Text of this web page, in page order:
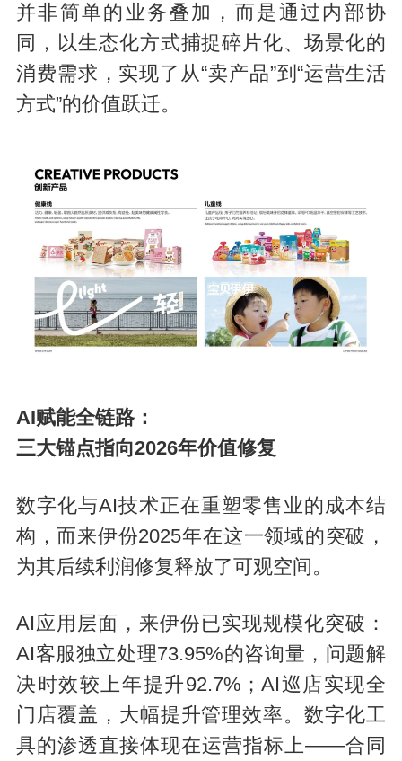
并非简单的业务叠加，而是通过内部协
同，以生态化方式捕捉碎片化、场景化的
消费需求，实现了从“卖产品”到“运营生活
方式”的价值跃迁。
AI赋能全链路：
三大锚点指向2026年价值修复
数字化与AI技术正在重塑零售业的成本结
构，而来伊份2025年在这一领域的突破，
为其后续利润修复释放了可观空间。
AI应用层面，来伊份已实现规模化突破：
AI客服独立处理73.95%的咨询量，问题解
决时效较上年提升92.7%；AI巡店实现全
门店覆盖，大幅提升管理效率。数字化工
具的渗透直接体现在运营指标上——合同